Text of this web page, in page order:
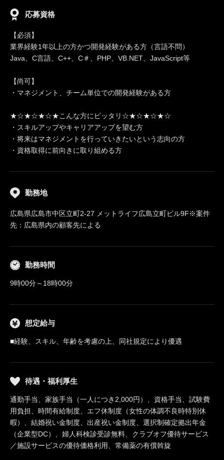
応募資格
【必須】
業界経験1年以上の方かつ開発経験がある方（言語不問）
Java、C言語、C++、C＃、PHP、VB.NET、JavaScript等
【尚可】
・マネジメント、チーム単位での開発経験がある方
★☆★☆★☆★こんな方にピッタリ☆★☆★☆★☆
・スキルアップやキャリアアップを望む方
・将来はマネジメントを行っていきたいという志向の方
・資格取得に前向きに取り組める方
勤務地
広島県広島市中区立町2-27 メットライフ広島立町ビル9F※案件
先：広島県内の顧客先による
勤務時間
9時00分～18時00分
想定給与
■経験、スキル、年齢を考慮の上、同社規定により優遇
待遇・福利厚生
通勤手当、家族手当（一人につき2,000円）、資格手当、試験費
用負担、時間有給制度、エフ休制度（女性の体調不良時特別休
暇）、結婚祝い金制度、出産祝い金制度、選択制確定拠出年金
（企業型DC）、婦人科検診受診無料、クラブオフ優待サービス
／施設サービスの優待価格利用、常備薬の有償斡旋